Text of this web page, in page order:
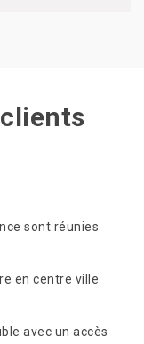
passage le
du toit.
et de proposition